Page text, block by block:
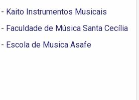
- Kaito Instrumentos Musicais
- Faculdade de Música Santa Cecília
- Escola de Musica Asafe